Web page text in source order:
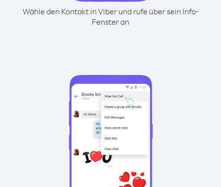
Wähle den Kontakt in Viber und rufe über sein Info-
Fenster an